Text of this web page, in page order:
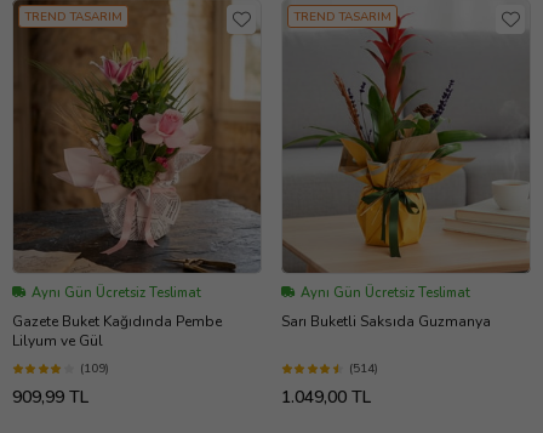
TREND TASARIM
Aynı Gün Ücretsiz Teslimat
Gazete Buket Kağıdında Pembe
Lilyum ve Gül
(109)
909,99 TL
TREND TASARIM
Aynı Gün Ücretsiz Teslimat
Sarı Buketli Saksıda Guzmanya
(514)
1.049,00 TL